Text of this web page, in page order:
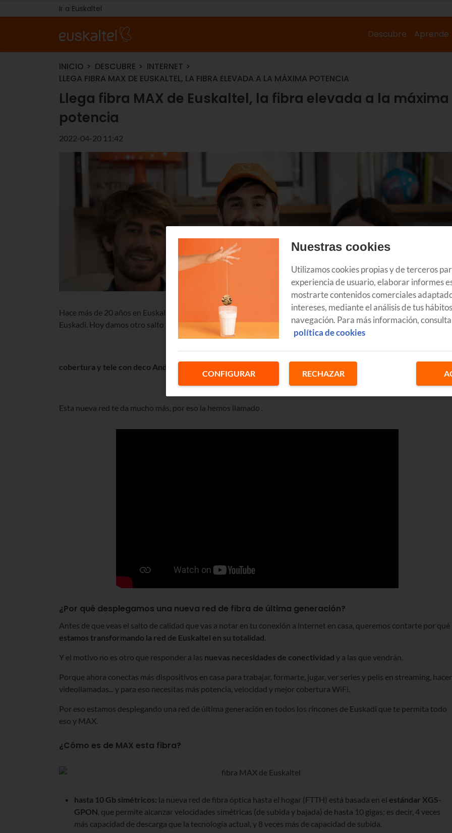
Ir a Euskaltel
Descubre Aprende
INICIO DESCUBRE
INTERNET
LLEGA FIBRA MAX DE EUSKALTEL, LA FIBRA ELEVADA A LA MÁXIMA POTENCIA
Llega fibra MAX de Euskaltel, la fibra elevada a la máxima
potencia
2022-04-20 11:42
Hace más de 20 años en Euskaltel desplegamos la red de banda ancha más extensa que jamás se había visto en
Euskadi. Hoy damos otro salto tecnológico con la
nueva:hasta 10 Gb simétricos de velocidad, WiFi 6 para mayor
cobertura y tele con deco Android 4K sin ningún coste adicional
Esta nueva red te da mucho más, por eso la hemos llamado
¿Por qué desplegamos una nueva red de fibra de última generación?
Antes de que veas el salto de calidad que vas a notar en tu conexión a internet en casa, queremos contarte por qué
estamos transformando la red de Euskaltel en su totalidad
Y el motivo no es otro que responder a las nuevas necesidades de conectividad y a las que vendrán.
Porque ahora conectas más dispositivos en casa para trabajar, formarte, jugar, ver series y pelis en streaming, hacer
videollamadas... y para eso necesitas más potencia, velocidad y mejor cobertura WiFi.
Por eso estamos desplegando una red de última generación en todos los rincones de Euskadi que te permita todo
eso y MAX.
¿Cómo es de MAX esta fibra?
hasta 10 Gb simétricos: la nueva red de fibra óptica hasta el hogar (FTTH) está basada en el estándar XGS-
GPON , que permite alcanzar velocidades simétricas (de subida y bajada) de hasta 10 gigas; es decir, 4 veces
más capacidad de descarga que la tecnología actual, y 8 veces más de capacidad de subida.
Nuestras cookies
Utilizamos cookies propias y de terceros
experiencia de usuario, elaborar informes
mostrarte contenidos comerciales
intereses, mediante el análisis de tus
navegación. Para más información,
política de cookies
CONFIGURAR RECHAZAR